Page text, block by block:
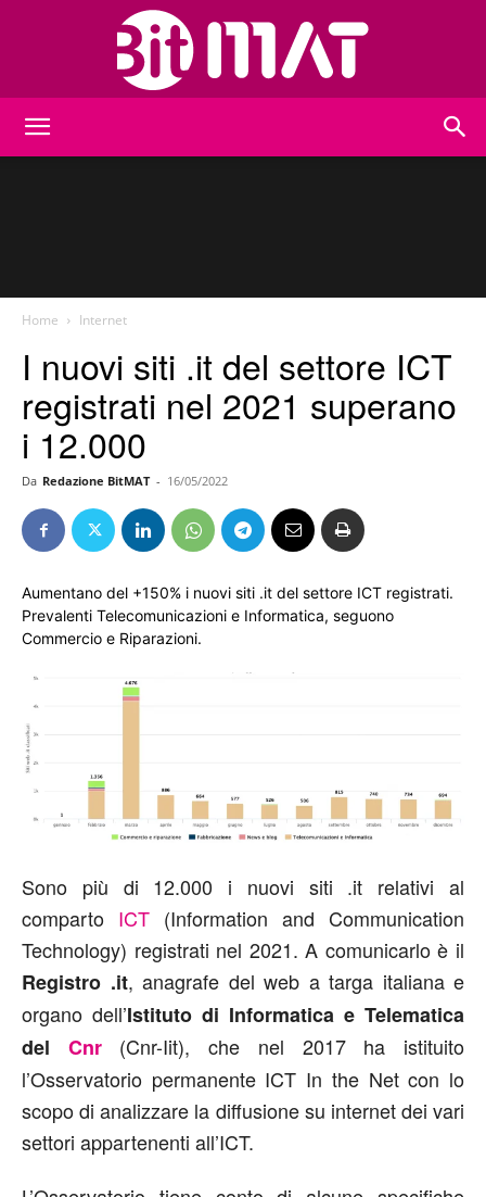
Home Internet
I nuovi siti .it del settore ICT
registrati nel 2021 superano
i 12.000
Da Redazione BitMAT - 16/05/2022
Aumentano del +150% i nuovi siti .it del settore ICT registrati.
Prevalenti Telecomunicazioni e Informatica, seguono
Commercio e Riparazioni.
Sono più di 12.000 i nuovi siti .it relativi al
comparto ICT (Information and Communication
Technology) registrati nel 2021. A comunicarlo è il
Registro .it, anagrafe del web a targa italiana e
organo dell’Istituto di Informatica e Telematica
del Cnr(Cnr-Iit), che nel 2017 ha istituito
l’Osservatorio permanente ICT In the Net con lo
scopo di analizzare la diffusione su internet dei vari
settori appartenenti all’ICT.